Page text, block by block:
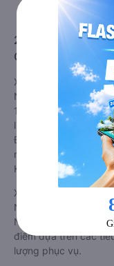
sự riêng tư, thoải
thành của loại xe
2. Về chất lượng,
Quảng Nam Nha
Xe limousine đi Nha
Nam tốt nhất được
1 đến 5 của khách
limousine, Đúng giờ,
Đánh giá này được
nghiệm các hãng Xe
Khánh Hòa.
Xe limousine đi Nha
Nam được phân loại
Nha Trang - Khánh
điểm dựa trên các
lượng phục vụ.